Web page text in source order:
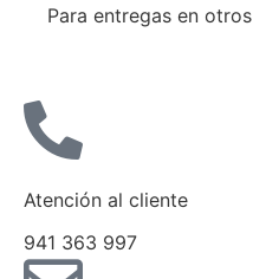
Para entregas en
Atención al cliente
941 363 997